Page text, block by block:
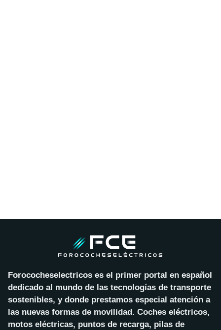
Forococheselectricos es el primer portal en español
dedicado al mundo de las tecnologías de transporte
sostenibles, y donde prestamos especial atención a
las nuevas formas de movilidad. Coches eléctricos,
motos eléctricas, puntos de recarga, pilas de